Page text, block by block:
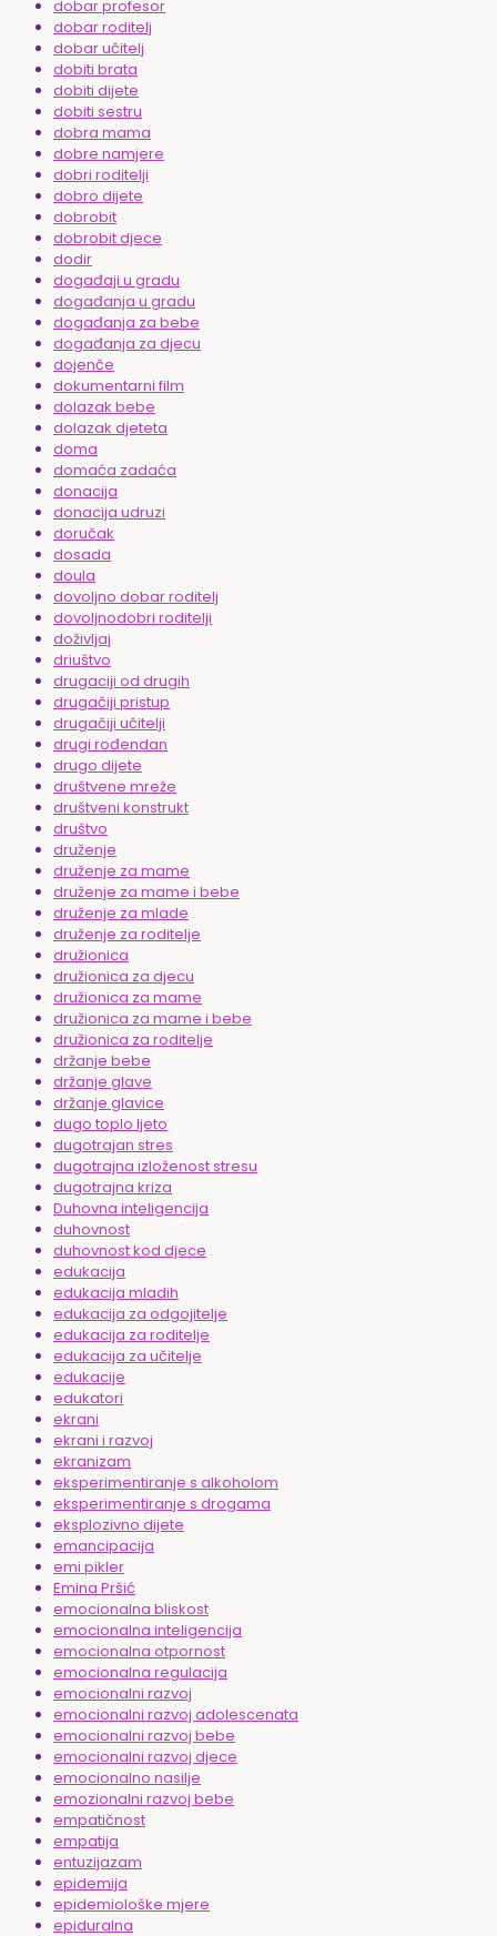
dobar profesor
dobar roditelj
dobar učitelj
dobiti brata
dobiti dijete
dobiti sestru
dobra mama
dobre namjere
dobri roditelji
dobro dijete
dobrobit
dobrobit djece
dodir
događaji u gradu
događanja u gradu
događanja za bebe
događanja za djecu
dojenče
dokumentarni film
dolazak bebe
dolazak djeteta
doma
domaća zadaća
donacija
donacija udruzi
doručak
dosada
doula
dovoljno dobar roditelj
dovoljnodobri roditelji
doživljaj
driuštvo
drugaciji od drugih
drugačiji pristup
drugačiji učitelji
drugi rođendan
drugo dijete
društvene mreže
društveni konstrukt
društvo
druženje
druženje za mame
druženje za mame i bebe
druženje za mlade
druženje za roditelje
družionica
družionica za djecu
družionica za mame
družionica za mame i bebe
družionica za roditelje
držanje bebe
držanje glave
držanje glavice
dugo toplo ljeto
dugotrajan stres
dugotrajna izloženost stresu
dugotrajna kriza
Duhovna inteligencija
duhovnost
duhovnost kod djece
edukacija
edukacija mladih
edukacija za odgojitelje
edukacija za roditelje
edukacija za učitelje
edukacije
edukatori
ekrani
ekrani i razvoj
ekranizam
eksperimentiranje s alkoholom
eksperimentiranje s drogama
eksplozivno dijete
emancipacija
emi pikler
Emina Pršić
emocionalna bliskost
emocionalna inteligencija
emocionalna otpornost
emocionalna regulacija
emocionalni razvoj
emocionalni razvoj adolescenata
emocionalni razvoj bebe
emocionalni razvoj djece
emocionalno nasilje
emozionalni razvoj bebe
empatičnost
empatija
entuzijazam
epidemija
epidemiološke mjere
epiduralna